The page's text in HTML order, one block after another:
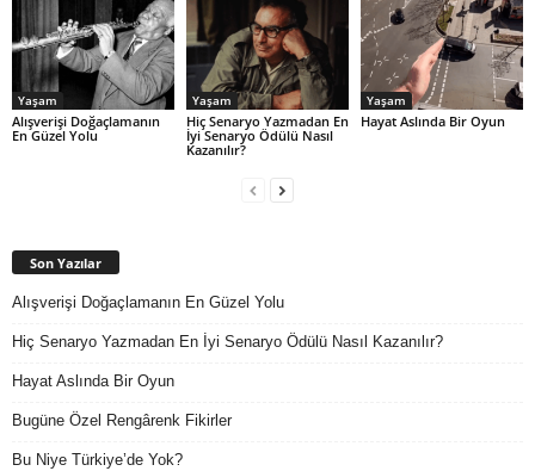
Yaşam
Alışverişi Doğaçlamanın
En Güzel Yolu
Yaşam
Hiç Senaryo Yazmadan En
İyi Senaryo Ödülü Nasıl
Kazanılır?
Yaşam
Hayat Aslında Bir Oyun
Son Yazılar
Alışverişi Doğaçlamanın En Güzel Yolu
Hiç Senaryo Yazmadan En İyi Senaryo Ödülü Nasıl Kazanılır?
Hayat Aslında Bir Oyun
Bugüne Özel Rengârenk Fikirler
Bu Niye Türkiye’de Yok?